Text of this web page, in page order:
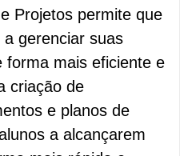
Projetos permite que
gerenciar suas
forma mais eficiente e
criação de
e planos de
a alcançarem